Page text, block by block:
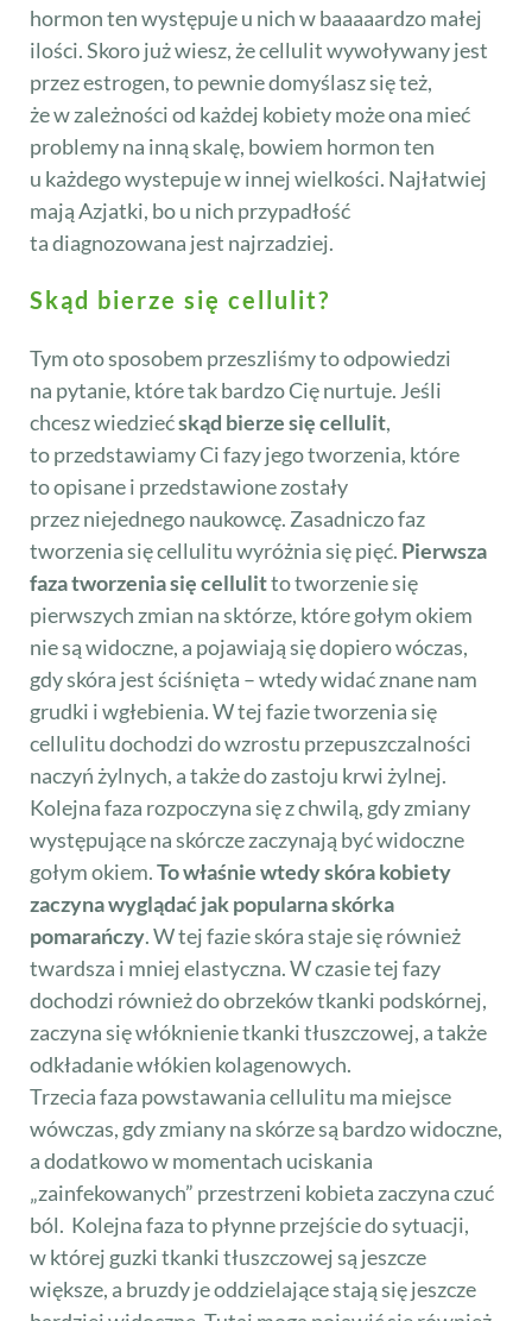
hormon ten występuje u nich w baaaaardzo małej
ilości. Skoro już wiesz, że cellulit wywoływany jest
przez estrogen, to pewnie domyślasz się też,
że w zależności od każdej kobiety może ona mieć
problemy na inną skalę, bowiem hormon ten
u każdego wystepuje w innej wielkości. Najłatwiej
mają Azjatki, bo u nich przypadłość
ta diagnozowana jest najrzadziej.
Skąd bierze się cellulit?
Tym oto sposobem przeszliśmy to odpowiedzi
na pytanie, które tak bardzo Cię nurtuje. Jeśli
chcesz wiedziećskąd bierze się cellulit,
to przedstawiamy Ci fazy jego tworzenia, które
to opisane i przedstawione zostały
przez niejednego naukowcę. Zasadniczo faz
tworzenia się cellulitu wyróżnia się pięć. Pierwsza
faza tworzenia się cellulitto tworzenie się
pierwszych zmian na sktórze, które gołym okiem
nie są widoczne, a pojawiają się dopiero wóczas,
gdy skóra jest ściśnięta – wtedy widać znane nam
grudki i wgłebienia. W tej fazie tworzenia się
cellulitu dochodzi do wzrostu przepuszczalności
naczyń żylnych, a także do zastoju krwi żylnej.
Kolejna faza rozpoczyna się z chwilą, gdy zmiany
występujące na skórcze zaczynają być widoczne
gołym okiem.To właśnie wtedy skóra kobiety
zaczyna wyglądać jak popularna skórka
pomarańczy. W tej fazie skóra staje się również
twardsza i mniej elastyczna. W czasie tej fazy
dochodzi również do obrzeków tkanki podskórnej,
zaczyna się włóknienie tkanki tłuszczowej, a także
odkładanie włókien kolagenowych.
Trzecia faza powstawania cellulitu ma miejsce
wówczas, gdy zmiany na skórze są bardzo widoczne,
a dodatkowo w momentach uciskania
„zainfekowanych” przestrzeni kobieta zaczyna czuć
ból. Kolejna faza to płynne przejście do sytuacji,
w której guzki tkanki tłuszczowej są jeszcze
większe, a bruzdy je oddzielające stają się jeszcze